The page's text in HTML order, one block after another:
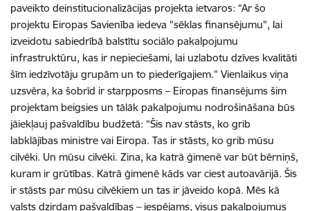
paveikto deinstitucionalizācijas projekta ietvaros: “Ar šo
projektu Eiropas Savienība iedeva "sēklas finansējumu", lai
izveidotu sabiedrībā balstītu sociālo pakalpojumu
infrastruktūru, kas ir nepieciešami, lai uzlabotu dzīves kvalitāti
šīm iedzīvotāju grupām un to piederīgajiem.” Vienlaikus viņa
uzsvēra, ka šobrīd ir starpposms – Eiropas finansējums šim
projektam beigsies un tālāk pakalpojumu nodrošināšana būs
jāiekļauj pašvaldību budžetā: “Šis nav stāsts, ko grib
labklājības ministre vai Eiropa. Tas ir stāsts, ko grib mūsu
cilvēki. Un mūsu cilvēki. Zina, ka katrā ģimenē var būt bērniņš,
kuram ir grūtības. Katrā ģimenē kāds var ciest autoavārijā. Šis
ir stāsts par mūsu cilvēkiem un tas ir jāveido kopā. Mēs kā
valsts dzirdam pašvaldības – iespējams, visus pakalpojumus